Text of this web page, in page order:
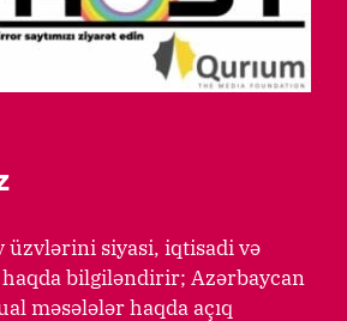
üzvlərini siyasi, iqtisadi və
bilgiləndirir; Azərbaycan
məsələlər haqda açıq